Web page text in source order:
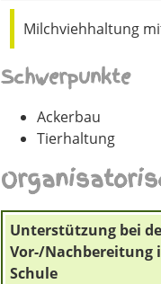
Milchviehhaltung
Schwerpunkte
Ackerbau
Tierhaltung
Unterstützung bei
Vor-/Nachbereitung
Schule